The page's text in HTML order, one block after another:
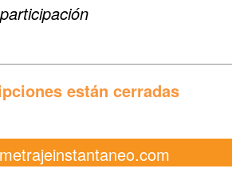
están cerradas